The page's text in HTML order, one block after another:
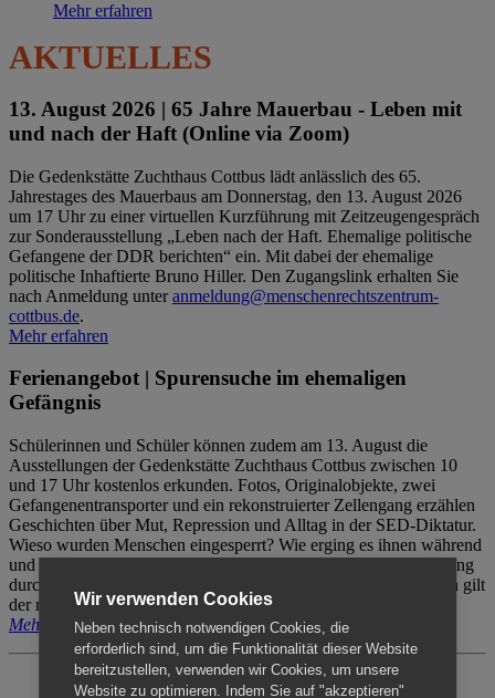
Mehr erfahren
AKTUELLES
13. August 2026 | 65 Jahre Mauerbau - Leben mit
und nach der Haft (Online via Zoom)
Die Gedenkstätte Zuchthaus Cottbus lädt anlässlich des 65.
Jahrestages des Mauerbaus am Donnerstag, den 13. August 2026
um 17 Uhr zu einer virtuellen Kurzführung mit Zeitzeugengespräch
zur Sonderausstellung „Leben nach der Haft. Ehemalige politische
Gefangene der DDR berichten“ ein. Mit dabei der ehemalige
politische Inhaftierte Bruno Hiller. Den Zugangslink erhalten Sie
nach Anmeldung unteranmeldung@menschenrechtszentrum-
cottbus.de.
Mehr erfahren
Ferienangebot | Spurensuche im ehemaligen
Gefängnis
Schülerinnen und Schüler können zudem am 13. August die
Ausstellungen der Gedenkstätte Zuchthaus Cottbus zwischen 10
und 17 Uhr kostenlos erkunden. Fotos, Originalobjekte, zwei
Gefangenentransporter und ein rekonstruierter Zellengang erzählen
Geschichten über Mut, Repression und Alltag in der SED-Diktatur.
Wieso wurden Menschen eingesperrt? Wie erging es ihnen während
und nach der Haft? Der Besuch erfolgt individuell ohne Betreuung
durch das Menschenrechtszentrum Cottbus. Für Begleitpersonen gilt
der reguläre Eintritt (8€ / ermäßigt 5€).
Mehr erfahren
Wir verwenden Cookies
Neben technisch notwendigen Cookies, die
erforderlich sind, um die Funktionalität dieser Website
bereitzustellen, verwenden wir Cookies, um unsere
Website zu optimieren. Indem Sie auf "akzeptieren"